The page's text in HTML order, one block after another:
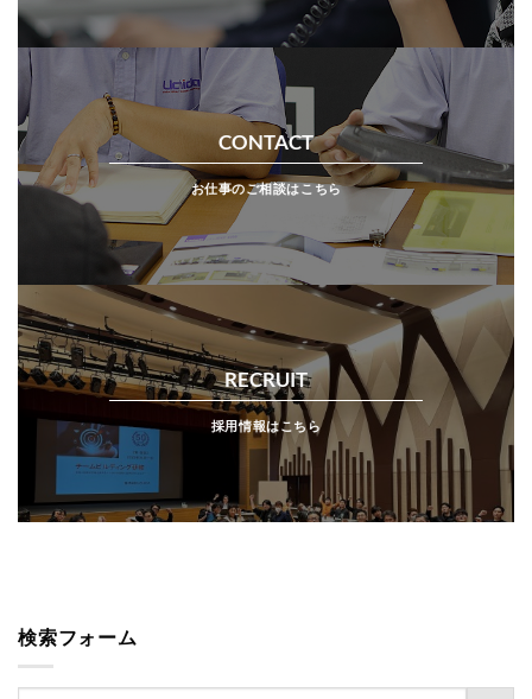
CONTACT
お仕事のご相談はこちら
RECRUIT
採用情報はこちら
検索フォーム